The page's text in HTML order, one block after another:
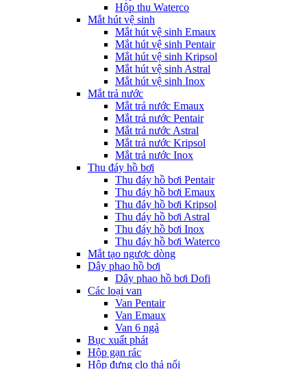
Hộp thu Waterco
Mắt hút vệ sinh
Mắt hút vệ sinh Emaux
Mắt hút vệ sinh Pentair
Mắt hút vệ sinh Kripsol
Mắt hút vệ sinh Astral
Mắt hút vệ sinh Inox
Mắt trả nước
Mắt trả nước Emaux
Mắt trả nước Pentair
Mắt trả nước Astral
Mắt trả nước Kripsol
Mắt trả nước Inox
Thu đáy hồ bơi
Thu đáy hồ bơi Pentair
Thu đáy hồ bơi Emaux
Thu đáy hồ bơi Kripsol
Thu đáy hồ bơi Astral
Thu đáy hồ bơi Inox
Thu đáy hồ bơi Waterco
Mắt tạo ngược dòng
Dây phao hồ bơi
Dây phao hồ bơi Dofi
Các loại van
Van Pentair
Van Emaux
Van 6 ngả
Bục xuất phát
Hộp gạn rác
Hộp đựng clo thả nổi